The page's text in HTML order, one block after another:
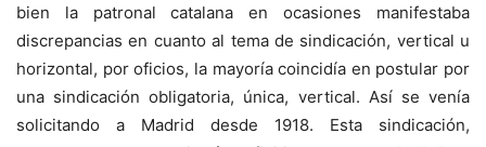
bien la patronal catalana en ocasiones manifestaba
discrepancias en cuanto al tema de sindicación, vertical u
horizontal, por oficios, la mayoría coincidía en postular por
una sindicación obligatoria, única, vertical. Así se venía
solicitando a Madrid desde 1918. Esta sindicación,